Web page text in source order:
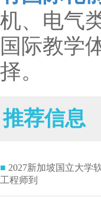
机、电气
国际教学
择。
推荐信息
■ 2027新加坡国立大学
工程师到